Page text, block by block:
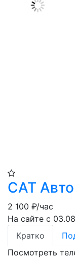
CAT
2 100 ₽/час
На сайте с
Кратко
Посмотреть